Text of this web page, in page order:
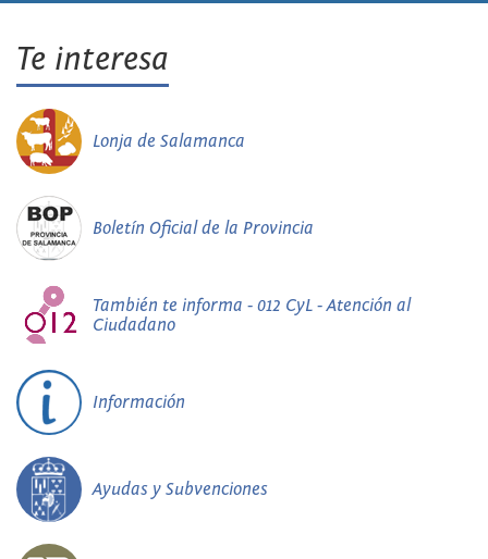
Te interesa
Lonja de Salamanca
Boletín Oficial de la Provincia
También te informa - 012 CyL - Atención al
Ciudadano
Información
Ayudas y Subvenciones